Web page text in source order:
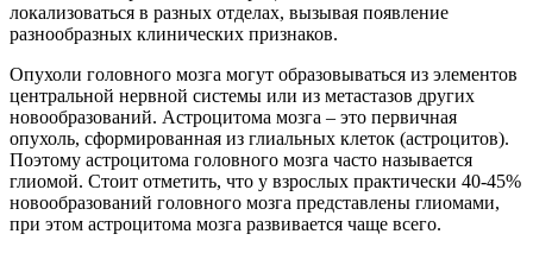
локализоваться в разных отделах, вызывая появление
разнообразных клинических признаков.
Опухоли головного мозга могут образовываться из элементов
центральной нервной системы или из метастазов других
новообразований. Астроцитома мозга – это первичная
опухоль, сформированная из глиальных клеток (астроцитов).
Поэтому астроцитома головного мозга часто называется
глиомой. Стоит отметить, что у взрослых практически 40-45%
новообразований головного мозга представлены глиомами,
при этом астроцитома мозга развивается чаще всего.